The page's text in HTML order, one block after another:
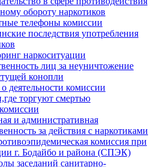
обороту наркотиков
телефоны комиссии
последствия употребления
наркоситуации
лиц за неуничтожение
конопли
деятельности комиссии
торгуют смертью
и административная
за действия с наркотиками
комиссия при
г. Бодайбо и района (СПЭК)
заседаний санитарно-